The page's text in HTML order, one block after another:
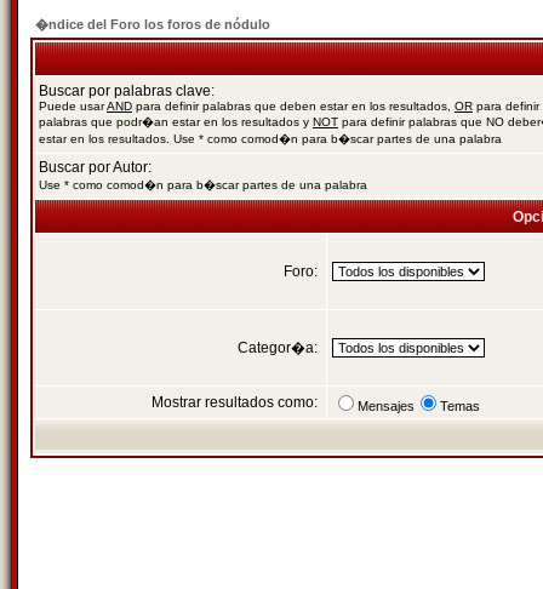
�ndice del Foro los foros de nódulo
Buscar por palabras clave:
Puede usarAND para definir palabras que deben estar en los resultados, OR para definir
palabras que podr�an estar en los resultados y NOT para definir palabras que NO
estar en los resultados. Use * como comod�n para b�scar partes de una palabra
Buscar por Autor:
Use * como comod�n para b�scar partes de una palabra
Foro:
Categor�a:
Mostrar resultados como: Mensajes Temas